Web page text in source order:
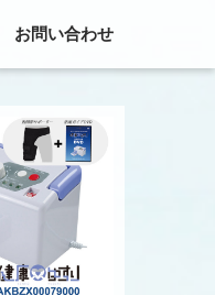
お問い合わせ